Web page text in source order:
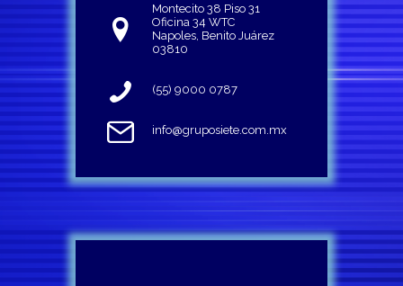
Montecito 38 Piso 31
Oficina 34 WTC
Napoles, Benito Juárez
03810
(55) 9000 0787
info@gruposiete.com.mx